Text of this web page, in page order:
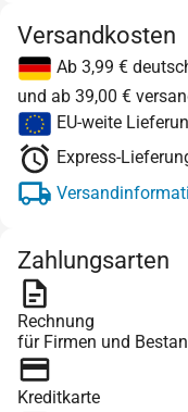
Versandkosten
Ab 3,99 €
und ab 39,00 €
EU-weite
Express-
Zahlungsarten
Rechnung
für Firmen und
Kreditkarte